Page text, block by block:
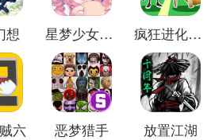
想 星梦少女换装 疯狂进化防卫战
六 恶梦猎手 放置江湖